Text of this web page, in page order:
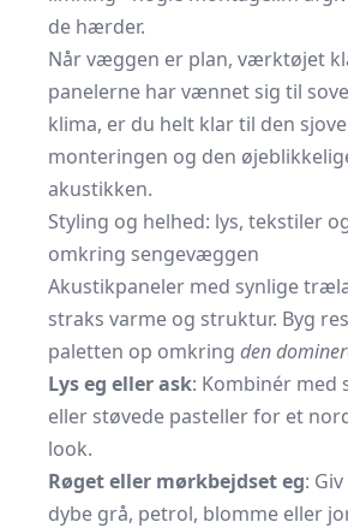
de hærder.
Når væggen er plan, værktøjet
panelerne har vænnet sig til
klima, er du helt klar til den
monteringen og den
akustikken.
Styling og helhed: lys, tekstiler
omkring sengevæggen
Akustikpaneler med synlige
straks varme og struktur. Byg
paletten op omkring den
Lys eg eller ask: Kombinér med
eller støvede pasteller for et
look.
Røget eller mørkbejdset eg:
dybe grå, petrol, blomme eller